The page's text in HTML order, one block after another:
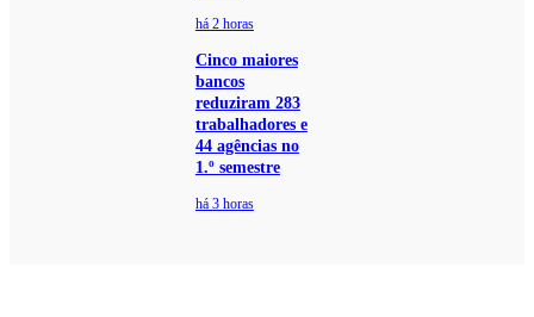
há 2 horas
Cinco maiores
bancos
reduziram 283
trabalhadores e
44 agências no
1.º semestre
há 3 horas